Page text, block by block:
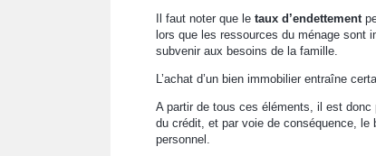
Il faut noter que le taux d’endettement
lors que les ressources du ménage sont
subvenir aux besoins de la famille.
L’achat d’un bien immobilier entraîne
A partir de tous ces éléments, il est donc
du crédit, et par voie de conséquence, le
personnel.